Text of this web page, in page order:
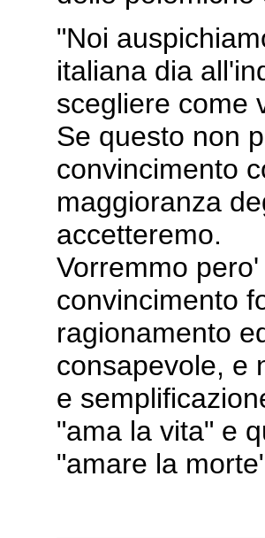
"Noi
italiana dia
scegliere come
Se questo non
convincimento
maggioranza
accetteremo.
Vorremmo
convincimento
ragionamento
consapevole, e
e
"ama la vita" e
"amare la